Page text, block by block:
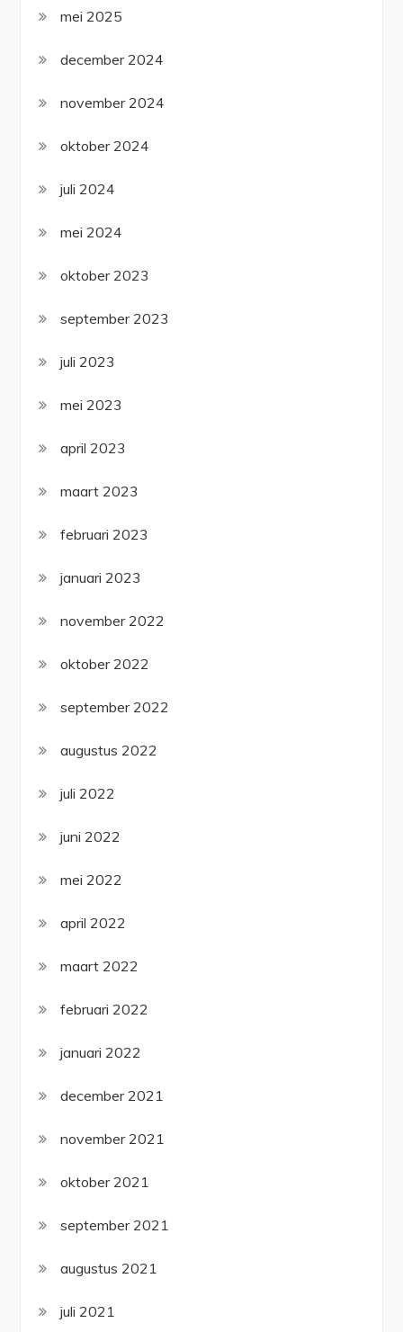
mei 2025
december 2024
november 2024
oktober 2024
juli 2024
mei 2024
oktober 2023
september 2023
juli 2023
mei 2023
april 2023
maart 2023
februari 2023
januari 2023
november 2022
oktober 2022
september 2022
augustus 2022
juli 2022
juni 2022
mei 2022
april 2022
maart 2022
februari 2022
januari 2022
december 2021
november 2021
oktober 2021
september 2021
augustus 2021
juli 2021